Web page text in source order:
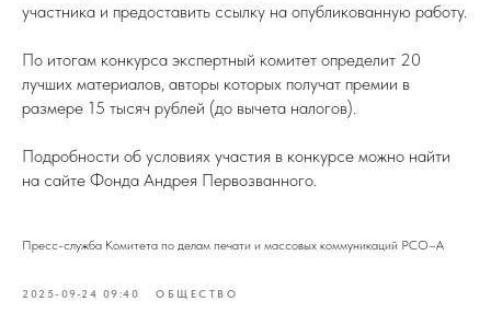
участника и предоставить ссылку на опубликованную работу.
По итогам конкурса экспертный комитет определит 20
лучших материалов, авторы которых получат премии в
размере 15 тысяч рублей (до вычета налогов).
Подробности об условиях участия в конкурсе можно найти
на сайте Фонда Андрея Первозванного.
Пресс-служба Комитета по делам печати и массовых коммуникаций РСО–А
2025-09-24 09:40 ОБЩЕСТВО